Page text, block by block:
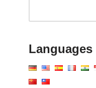
Languages